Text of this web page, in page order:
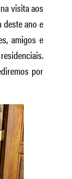
visita aos
deste ano e
amigos e
por